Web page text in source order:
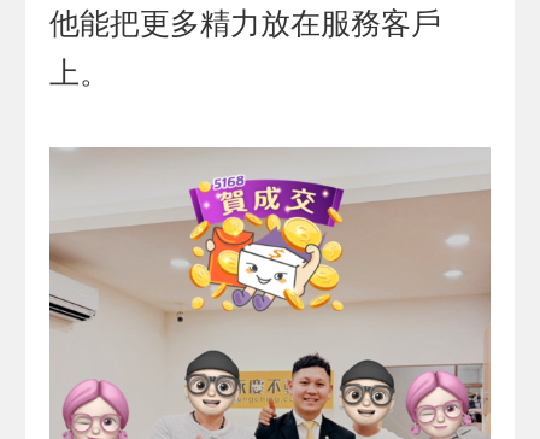
他能把更多精力放在服務客戶
上。